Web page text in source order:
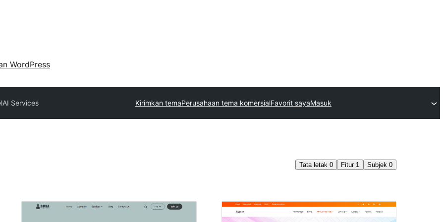
WordPress
AI Services Kirimkan temaPerusahaan tema komersialFavorit sayaMasuk
Tata letak 0 Fitur 1 Subjek 0